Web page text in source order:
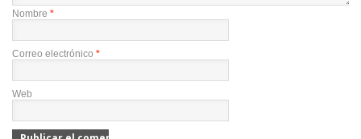
Nombre *
Correo electrónico *
Web